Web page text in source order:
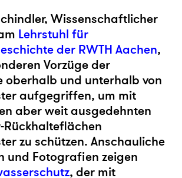
Wissenschaftlicher
Lehrstuhl für
der RWTH Aachen,
Vorzüge der
oberhalb und unterhalb von
aufgegriffen, um mit
aber weit ausgedehnten
Rückhalteflächen
zu schützen. Anschauliche
und Fotografien zeigen
, der mit